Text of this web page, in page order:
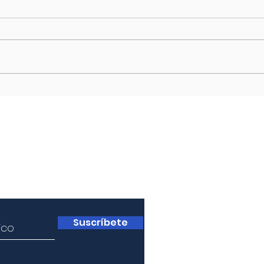
América Latina
El año termina y el 2014 empieza
El
Suscríbete